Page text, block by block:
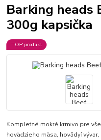
Barking heads
300g kapsička
TOP produkt
Kompletné mokré krmivo pre
hovädzieho mäsa, hovädyí